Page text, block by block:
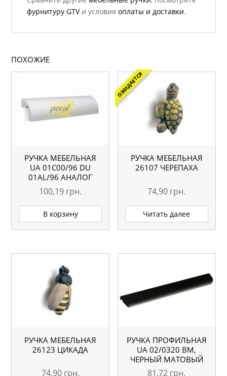
фурнитуру GTVи условияоплаты и доставки.
ПОХОЖИЕ
РУЧКА МЕБЕЛЬНАЯ
UA 01С00/96 DU
01AL/96 АНАЛОГ
100,19 грн.
В корзину
ОЖИДАЕТСЯ
РУЧКА МЕБЕЛЬНАЯ
26107 ЧЕРЕПАХА
74,90 грн.
Читать далее
РУЧКА МЕБЕЛЬНАЯ
26123 ЦИКАДА
74,90 грн.
РУЧКА ПРОФИЛЬНАЯ
UA 02/0320 BM,
ЧЕРНЫЙ МАТОВЫЙ
81,72 грн.